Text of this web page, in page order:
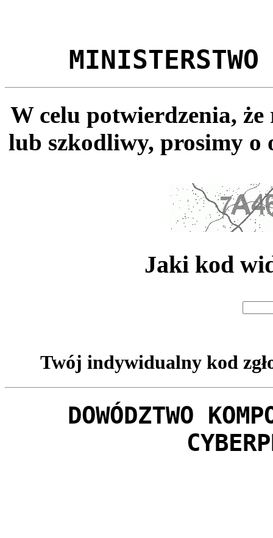
MINISTERSTWO
W celu potwierdzenia,
lub szkodliwy, prosimy o
Jaki kod
Twój indywidualny kod
DOWÓDZTWO